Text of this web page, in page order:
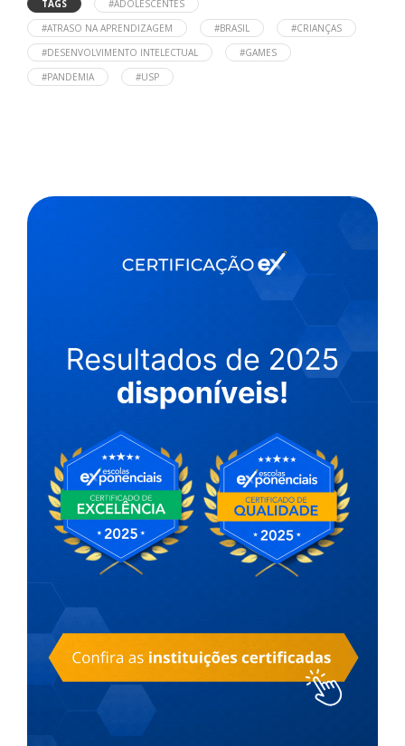
TAGS
#ADOLESCENTES
#ATRASO NA APRENDIZAGEM
#BRASIL
#CRIANÇAS
#DESENVOLVIMENTO INTELECTUAL
#GAMES
#PANDEMIA
#USP